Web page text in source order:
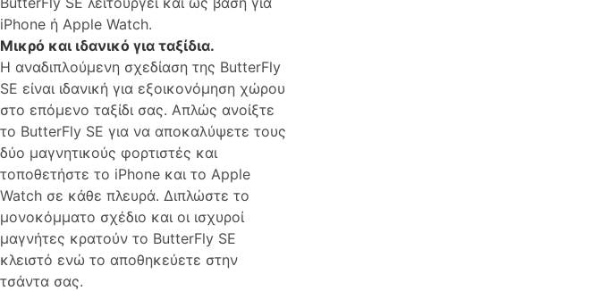
iPhone ή Apple Watch.
Μικρό και ιδανικό για ταξίδια.
Η αναδιπλούμενη σχεδίαση της ButterFly
SE είναι ιδανική για εξοικονόμηση χώρου
στο επόμενο ταξίδι σας. Απλώς ανοίξτε
το ButterFly SE για να αποκαλύψετε τους
δύο μαγνητικούς φορτιστές και
τοποθετήστε το iPhone και το Apple
Watch σε κάθε πλευρά. Διπλώστε το
μονοκόμματο σχέδιο και οι ισχυροί
μαγνήτες κρατούν το ButterFly SE
κλειστό ενώ το αποθηκεύετε στην
τσάντα σας.